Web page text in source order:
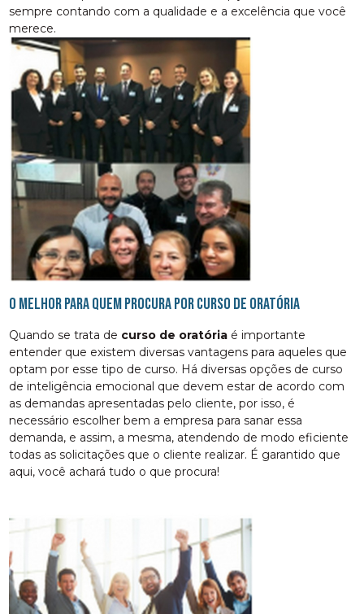
sempre contando com a qualidade e a excelência que você
merece.
O melhor para quem procura por curso de oratória
Quando se trata de curso de oratória é importante
entender que existem diversas vantagens para aqueles que
optam por esse tipo de curso. Há diversas opções de curso
de inteligência emocional que devem estar de acordo com
as demandas apresentadas pelo cliente, por isso, é
necessário escolher bem a empresa para sanar essa
demanda, e assim, a mesma, atendendo de modo eficiente
todas as solicitações que o cliente realizar. É garantido que
aqui, você achará tudo o que procura!